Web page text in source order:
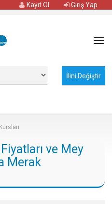
Giriş Yap
Kayıt Ol
ve Mey
Merak